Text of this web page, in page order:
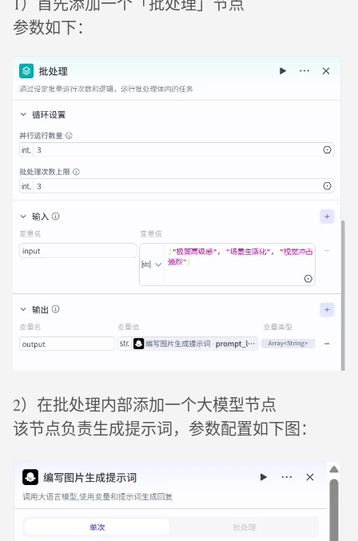
参数如下：
2）在批处理内部添加一个大模型节点
该节点负责生成提示词，参数配置如下图：